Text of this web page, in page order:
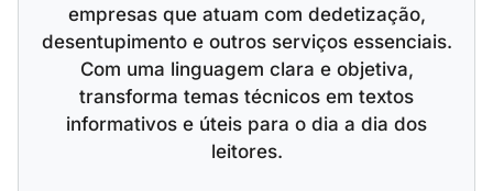
empresas que atuam com dedetização,
desentupimento e outros serviços essenciais.
Com uma linguagem clara e objetiva,
transforma temas técnicos em textos
informativos e úteis para o dia a dia dos
leitores.